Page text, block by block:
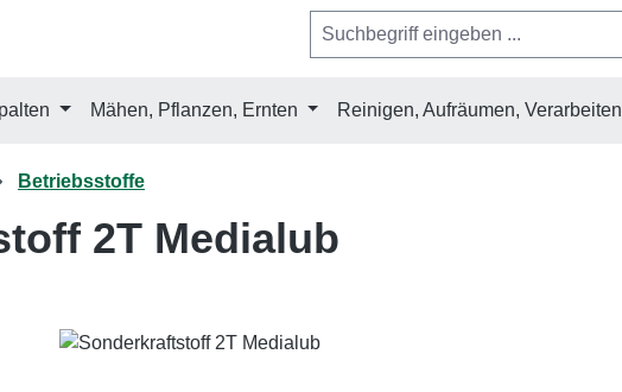
Mähen, Pflanzen, Ernten Reinigen, Aufräumen, Verarbeiten
Betriebsstoffe
2T Medialub